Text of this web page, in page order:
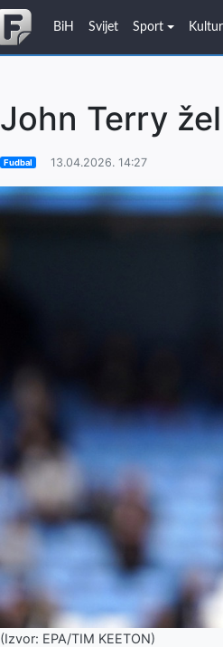
BiH Svijet Sport
John Terry
Fudbal 13.04.2026. 14:27
(Izvor: EPA/TIM KEETON)